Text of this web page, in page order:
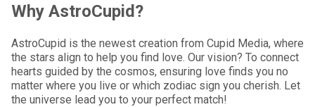
Why AstroCupid?
AstroCupid is the newest creation from Cupid Media, where
the stars align to help you find love. Our vision? To connect
hearts guided by the cosmos, ensuring love finds you no
matter where you live or which zodiac sign you cherish. Let
the universe lead you to your perfect match!